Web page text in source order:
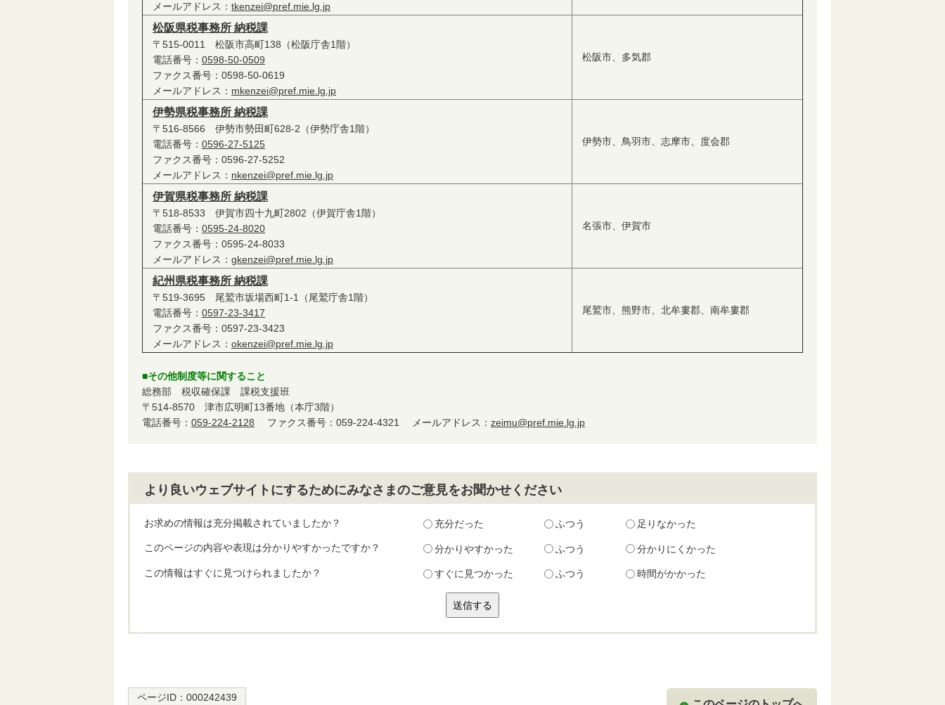
メールアドレス： tkenzei@pref.mie.lg.jp
松阪県税事務所 納税課
〒515-0011 松阪市高町138（松阪庁舎1階）
電話番号： 0598-50-0509
ファクス番号：0598-50-0619
メールアドレス： mkenzei@pref.mie.lg.jp
松阪市、多気郡
伊勢県税事務所 納税課
〒516-8566 伊勢市勢田町628-2（伊勢庁舎1階）
電話番号： 0596-27-5125
ファクス番号：0596-27-5252
メールアドレス： nkenzei@pref.mie.lg.jp
伊勢市、鳥羽市、志摩市、度会郡
伊賀県税事務所 納税課
〒518-8533 伊賀市四十九町2802（伊賀庁舎1階）
電話番号： 0595-24-8020
ファクス番号：0595-24-8033
メールアドレス： gkenzei@pref.mie.lg.jp
名張市、伊賀市
紀州県税事務所 納税課
〒519-3695 尾鷲市坂場西町1-1（尾鷲庁舎1階）
電話番号： 0597-23-3417
ファクス番号：0597-23-3423
メールアドレス： okenzei@pref.mie.lg.jp
尾鷲市、熊野市、北牟婁郡、南牟婁郡
■その他制度等に関すること
総務部 税収確保課 課税支援班
〒514-8570 津市広明町13番地（本庁3階）
電話番号： 059-224-2128 ファクス番号：059-224-4321 メールアドレス： zeimu@pref.mie.lg.jp
より良いウェブサイトにするためにみなさまのご意見をお聞かせください
お求めの情報は充分掲載されていましたか？ 充分だった ふつう 足りなかった
このページの内容や表現は分かりやすかったですか？ 分かりやすかった ふつう 分かりにくかった
この情報はすぐに見つけられましたか？ すぐに見つかった ふつう 時間がかかった
ページID： 000242439